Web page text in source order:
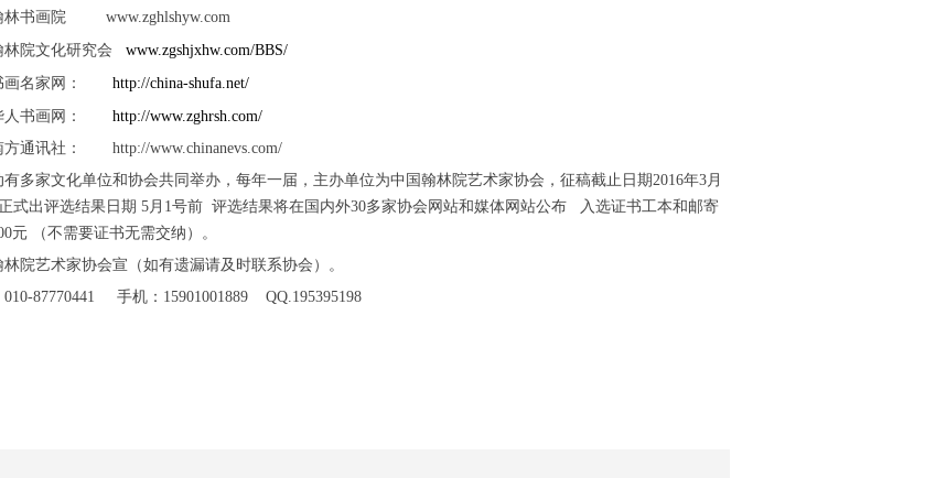
林书画院 www.zghlshyw.com
林院文化研究会 www.zgshjxhw.com/BBS/
画名家网： http://china-shufa.net/
人书画网： http://www.zghrsh.com/
方通讯社： http://www.chinanevs.com/
有多家文化单位和协会共同举办，每年一届，主办单位为中国翰林院艺术家协会，征稿截止日期2016年3月
式出评选结果日期 5月1号前 评选结果将在国内外30多家协会网站和媒体网站公布 入选证书工本和邮寄
元 （不需要证书无需交纳）。
林院艺术家协会宣（如有遗漏请及时联系协会）。
010-87770441 手机：15901001889 QQ.195395198